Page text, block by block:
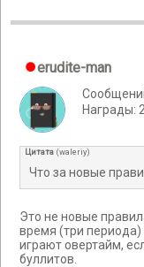
erudite-man
Награды:
Цитата (waleriy)
Что за новые
Это не новые
время (три периода)
играют овертайм,
буллитов.